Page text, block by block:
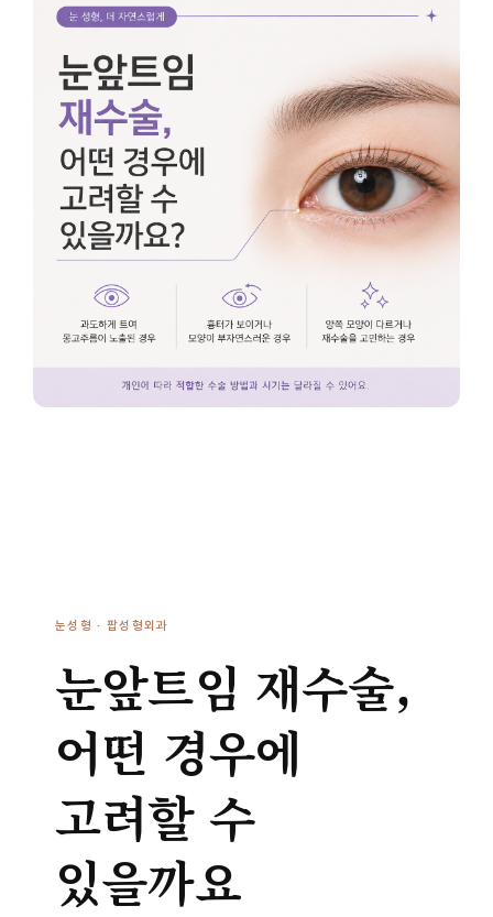
눈성형 · 팝성형외과
눈앞트임 재수술,
어떤 경우에
고려할 수
있을까요